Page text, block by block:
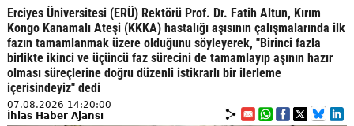
Erciyes Üniversitesi (ERÜ) Rektörü Prof. Dr. Fatih Altun, Kırım
Kongo Kanamalı Ateşi (KKKA) hastalığı aşısının çalışmalarında ilk
fazın tamamlanmak üzere olduğunu söyleyerek, "Birinci fazla
birlikte ikinci ve üçüncü faz sürecini de tamamlayıp aşının hazır
olması süreçlerine doğru düzenli istikrarlı bir ilerleme
içerisindeyiz" dedi
07.08.2026 14:20:00
İhlas Haber Ajansı